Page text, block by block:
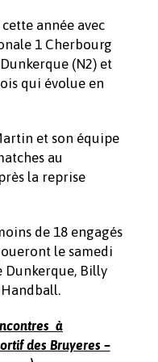
année avec
1 Cherbourg
(N2) et
qui évolue en
et son équipe
au
la reprise
de 18 engagés
le samedi
Dunkerque, Billy
à
des Bruyeres –